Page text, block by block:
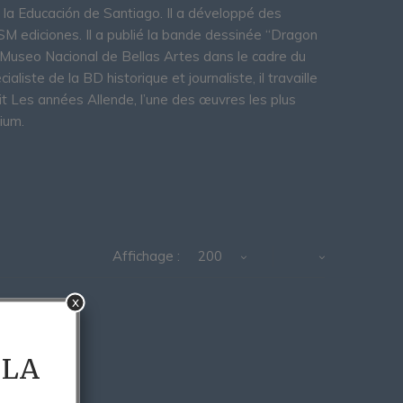
Educación de Santiago. Il a développé des
ediciones. Il a publié la bande dessinée “Dragon
Nacional de Bellas Artes dans le cadre du
de la BD historique et journaliste, il travaille
années Allende, l’une des œuvres les plus
Affichage : 200
x